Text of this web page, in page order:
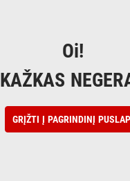
Oi!
KAŽKAS
GRĮŽTI Į PAGRINDINĮ